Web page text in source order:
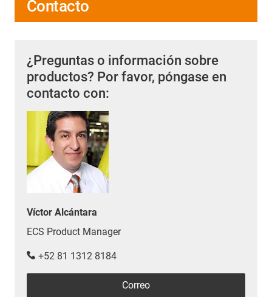
Contacto
¿Preguntas o información sobre
productos? Por favor, póngase en
contacto con:
Víctor Alcántara
ECS Product Manager
+52 81 1312 8184
Correo